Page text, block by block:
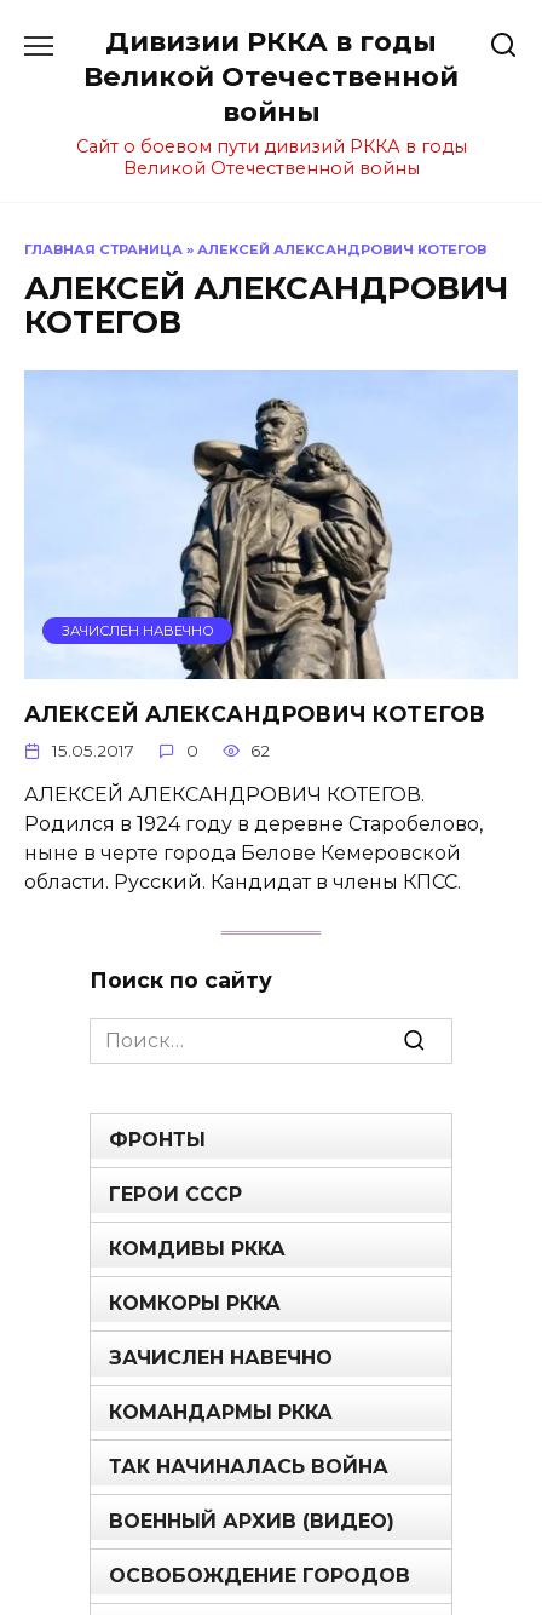
содержанию
Дивизии РККА в годы
Великой Отечественной
войны
Сайт о боевом пути дивизий РККА в годы
Великой Отечественной войны
ГЛАВНАЯ СТРАНИЦА » АЛЕКСЕЙ АЛЕКСАНДРОВИЧ КОТЕГОВ
АЛЕКСЕЙ АЛЕКСАНДРОВИЧ
КОТЕГОВ
ЗАЧИСЛЕН НАВЕЧНО
АЛЕКСЕЙ АЛЕКСАНДРОВИЧ КОТЕГОВ
15.05.2017 0 62
АЛЕКСЕЙ АЛЕКСАНДРОВИЧ КОТЕГОВ.
Родился в 1924 году в деревне Старобелово,
ныне в черте города Белове Кемеровской
области. Русский. Кандидат в члены КПСС.
Поиск по сайту
Search
for:
ФРОНТЫ
ГЕРОИ СССР
КОМДИВЫ РККА
КОМКОРЫ РККА
ЗАЧИСЛЕН НАВЕЧНО
КОМАНДАРМЫ РККА
ТАК НАЧИНАЛАСЬ ВОЙНА
ВОЕННЫЙ АРХИВ (ВИДЕО)
ОСВОБОЖДЕНИЕ ГОРОДОВ